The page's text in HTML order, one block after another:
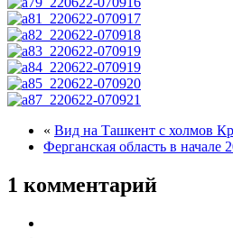
« Вид на Ташкент с холмов
Ферганская область в начале
1 комментарий